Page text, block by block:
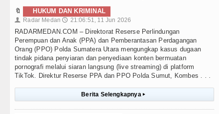
🔖 HUKUM DAN KRIMINAL
👤 Radar Medan 🕔 21:06:51, 11 Jun 2026
RADARMEDAN.COM – Direktorat Reserse Perlindungan
Perempuan dan Anak (PPA) dan Pemberantasan Perdagangan
Orang (PPO) Polda Sumatera Utara mengungkap kasus dugaan
tindak pidana penyiaran dan penyediaan konten bermuatan
pornografi melalui siaran langsung (live streaming) di platform
TikTok. Direktur Reserse PPA dan PPO Polda Sumut, Kombes . . .
Berita Selengkapnya ▸